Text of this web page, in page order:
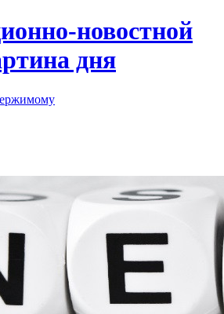
новостной
дня